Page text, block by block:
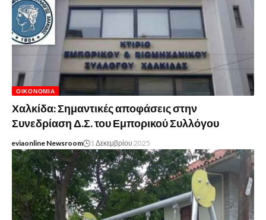
ΟΙΚΟΝΟΜΊΑ
Χαλκίδα: Σημαντικές αποφάσεις στην
Συνεδρίαση Δ.Σ. του Εμπορικού Συλλόγου
eviaonline Newsroom 1 Δεκεμβρίου 2025